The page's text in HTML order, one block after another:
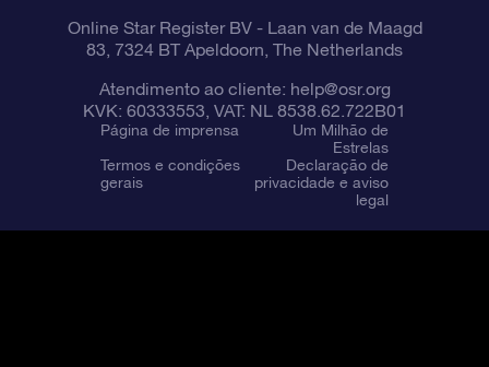
Online Star Register BV- Laan van de Maagd
83, 7324 BT Apeldoorn, The Netherlands
Atendimento ao cliente: help@osr.org
KVK: 60333553, VAT: NL 8538.62.722B01
Página de imprensa
Um Milhão de
Estrelas
Termos e condições
gerais
Declaração de
privacidade e aviso
legal